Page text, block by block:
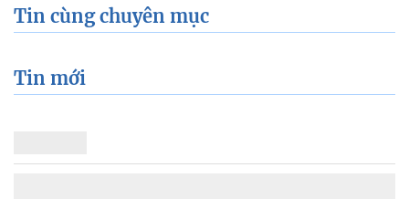
Tin cùng chuyên mục
Tin mới